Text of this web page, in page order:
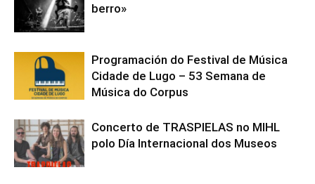
berro»
Programación do Festival de Música
Cidade de Lugo – 53 Semana de
Música do Corpus
Concerto de TRASPIELAS no MIHL
polo Día Internacional dos Museos